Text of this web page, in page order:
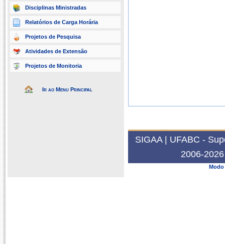
Disciplinas Ministradas
Relatórios de Carga Horária
Projetos de Pesquisa
Atividades de Extensão
Projetos de Monitoria
Ir ao Menu Principal
SIGAA | UFABC -
2006-
Modo